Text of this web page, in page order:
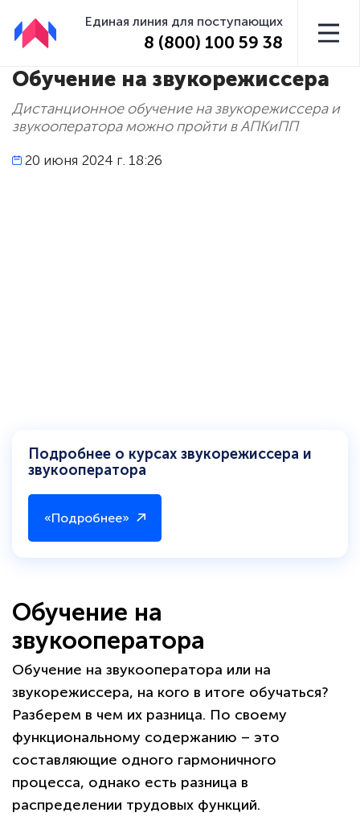
Единая линия для поступающих
8 (800) 100 59 38
Обучение на звукорежиссера
Дистанционное обучение на звукорежиссера и
звукооператора можно пройти в АПКиПП
20 июня 2024 г. 18:26
Подробнее о курсах звукорежиссера и
звукооператора
«Подробнее»
Обучение на
звукооператора
Обучение на звукооператора или на
звукорежиссера, на кого в итоге обучаться?
Разберем в чем их разница. По своему
функциональному содержанию – это
составляющие одного гармоничного
процесса, однако есть разница в
распределении трудовых функций.